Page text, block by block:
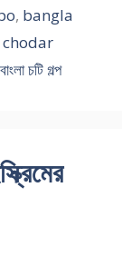
, bangla
বাংলা চটি গল্প